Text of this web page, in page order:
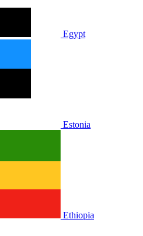
Egypt
Estonia
Ethiopia